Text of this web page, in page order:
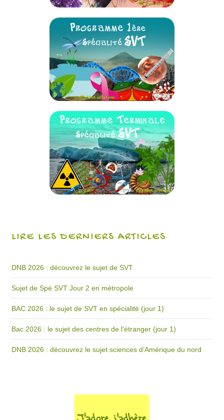
LIRE LES DERNIERS ARTICLES
DNB 2026 : découvrez le sujet de SVT
Sujet de Spé SVT Jour 2 en métropole
BAC 2026 : le sujet de SVT en spécialité (jour 1)
Bac 2026 : le sujet des centres de l’étranger (jour 1)
DNB 2026 : découvrez le sujet sciences d’Amérique du nord